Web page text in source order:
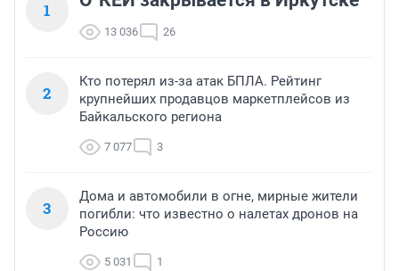
1
13 036 26
2
Кто потерял из-за атак БПЛА. Рейтинг
крупнейших продавцов маркетплейсов из
Байкальского региона
7 077 3
3
Дома и автомобили в огне, мирные жители
погибли: что известно о налетах дронов на
Россию
5 031 1